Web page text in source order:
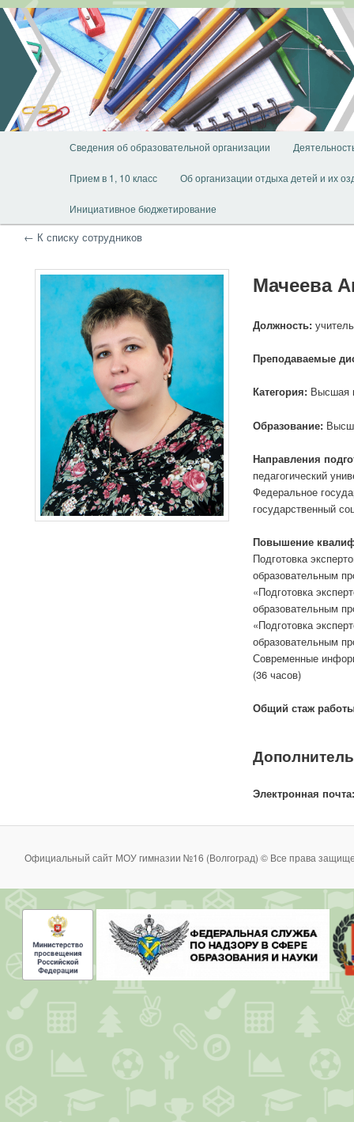
Перейти
основному
содержимому
Перейти
дополнительному
содержимому
Сведения об образовательной организации
Прием в 1, 10 класс Об организации отдыха детей и их
Инициативное бюджетирование
← К списку сотрудников
Мачеева
Должность:
Преподаваемые
Категория: Высшая
Образование:
Направления
педагогический
Федеральное
государственный
Повышение
Подготовка
образовательным
«Подготовка
образовательным
«Подготовка
образовательным
Современные
(36 часов)
Общий стаж
Электронная почта:
Официальный сайт МОУ гимназии №16 (Волгоград) © Все права